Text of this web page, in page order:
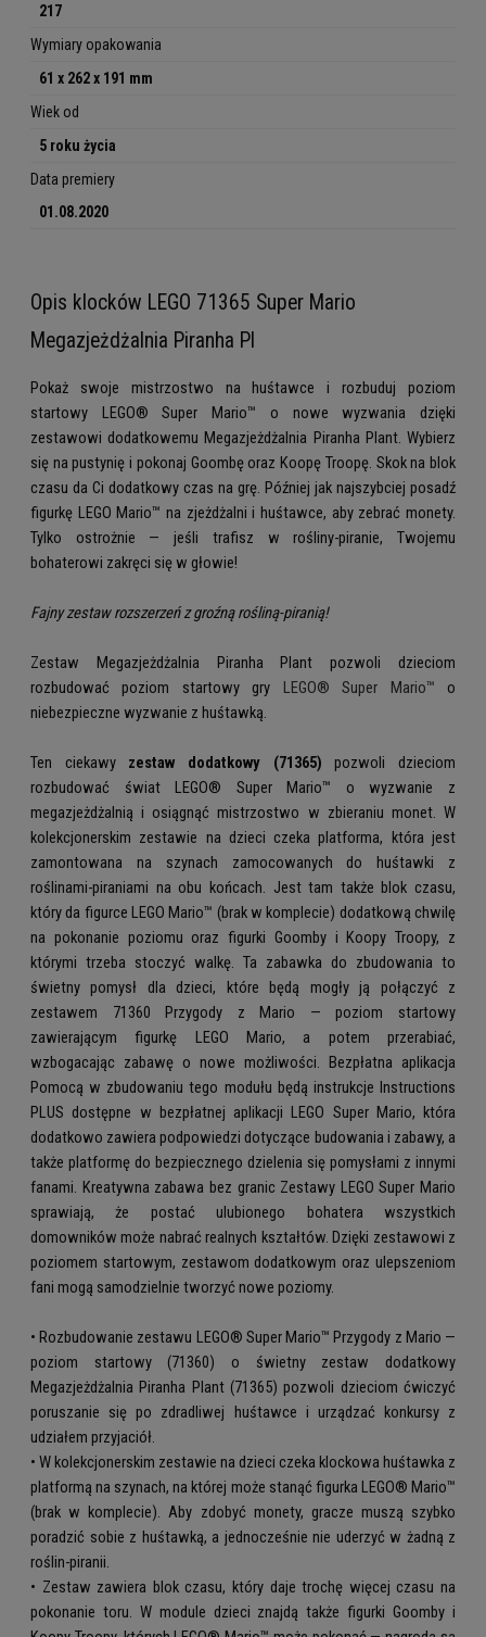
217
Wymiary opakowania
61 x 262 x 191 mm
Wiek od
5 roku życia
Data premiery
01.08.2020
Opis klocków LEGO 71365 Super Mario
Megazjeżdżalnia Piranha Pl
Pokaż swoje mistrzostwo na huśtawce i rozbuduj poziom
startowy LEGO® Super Mario™ o nowe wyzwania dzięki
zestawowi dodatkowemu Megazjeżdżalnia Piranha Plant. Wybierz
się na pustynię i pokonaj Goombę oraz Koopę Troopę. Skok na blok
czasu da Ci dodatkowy czas na grę. Później jak najszybciej posadź
figurkę LEGO Mario™ na zjeżdżalni i huśtawce, aby zebrać monety.
Tylko ostrożnie — jeśli trafisz w rośliny-piranie, Twojemu
bohaterowi zakręci się w głowie!
Fajny zestaw rozszerzeń z groźną rośliną-piranią!
Zestaw Megazjeżdżalnia Piranha Plant pozwoli dzieciom
rozbudować poziom startowy gry LEGO® Super Mario™ o
niebezpieczne wyzwanie z huśtawką.
Ten ciekawy zestaw dodatkowy (71365) pozwoli dzieciom
rozbudować świat LEGO® Super Mario™ o wyzwanie z
megazjeżdżalnią i osiągnąć mistrzostwo w zbieraniu monet. W
kolekcjonerskim zestawie na dzieci czeka platforma, która jest
zamontowana na szynach zamocowanych do huśtawki z
roślinami-piraniami na obu końcach. Jest tam także blok czasu,
który da figurce LEGO Mario™ (brak w komplecie) dodatkową chwilę
na pokonanie poziomu oraz figurki Goomby i Koopy Troopy, z
którymi trzeba stoczyć walkę. Ta zabawka do zbudowania to
świetny pomysł dla dzieci, które będą mogły ją połączyć z
zestawem 71360 Przygody z Mario — poziom startowy
zawierającym figurkę LEGO Mario, a potem przerabiać,
wzbogacając zabawę o nowe możliwości. Bezpłatna aplikacja
Pomocą w zbudowaniu tego modułu będą instrukcje Instructions
PLUS dostępne w bezpłatnej aplikacji LEGO Super Mario, która
dodatkowo zawiera podpowiedzi dotyczące budowania i zabawy, a
także platformę do bezpiecznego dzielenia się pomysłami z innymi
fanami. Kreatywna zabawa bez granic Zestawy LEGO Super Mario
sprawiają, że postać ulubionego bohatera wszystkich
domowników może nabrać realnych kształtów. Dzięki zestawowi z
poziomem startowym, zestawom dodatkowym oraz ulepszeniom
fani mogą samodzielnie tworzyć nowe poziomy.
• Rozbudowanie zestawu LEGO® Super Mario™ Przygody z Mario —
poziom startowy (71360) o świetny zestaw dodatkowy
Megazjeżdżalnia Piranha Plant (71365) pozwoli dzieciom ćwiczyć
poruszanie się po zdradliwej huśtawce i urządzać konkursy z
udziałem przyjaciół.
• W kolekcjonerskim zestawie na dzieci czeka klockowa huśtawka z
platformą na szynach, na której może stanąć figurka LEGO® Mario™
(brak w komplecie). Aby zdobyć monety, gracze muszą szybko
poradzić sobie z huśtawką, a jednocześnie nie uderzyć w żadną z
roślin-piranii.
• Zestaw zawiera blok czasu, który daje trochę więcej czasu na
pokonanie toru. W module dzieci znajdą także figurki Goomby i